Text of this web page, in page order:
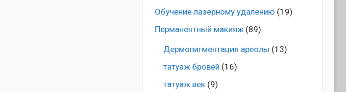
Обучение лазерному удалению (19)
Перманентный макияж(89)
Дермопигментация ареолы (13)
татуаж бровей (16)
татуаж век(9)